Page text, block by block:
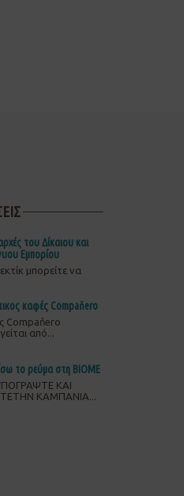
του Δίκαιου και
Εμπορίου
μπορείτε να
καφές Compaňero
Compaňero
από...
το ρεύμα στη ΒΙΟΜΕ
ΚΑΙ
ΚΑΜΠΑΝΙΑ...